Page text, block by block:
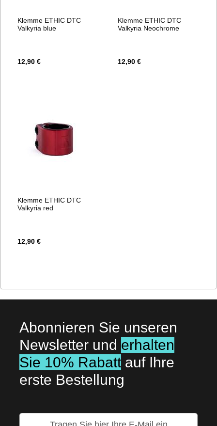
Klemme ETHIC DTC
Valkyria blue
12,90 €
Klemme ETHIC DTC
Valkyria Neochrome
12,90 €
Klemme ETHIC DTC
Valkyria red
12,90 €
Abonnieren Sie unseren
Newsletter und erhalten
Sie 10% Rabatt auf Ihre
erste Bestellung